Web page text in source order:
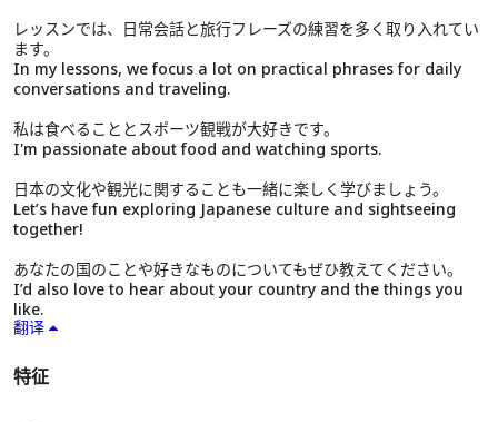
レッスンでは、日常会話と旅行フレーズの練習を多く取り入れてい
ます。
In my lessons, we focus a lot on practical phrases for daily
conversations and traveling.
私は食べることとスポーツ観戦が大好きです。
I'm passionate about food and watching sports.
日本の文化や観光に関することも一緒に楽しく学びましょう。
Let’s have fun exploring Japanese culture and sightseeing
together!
あなたの国のことや好きなものについてもぜひ教えてください。
I’d also love to hear about your country and the things you
like.
翻译
特征